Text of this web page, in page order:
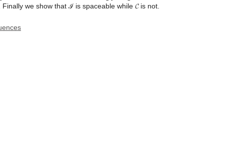
we show that ℐ is spaceable while 𝓒 is not.